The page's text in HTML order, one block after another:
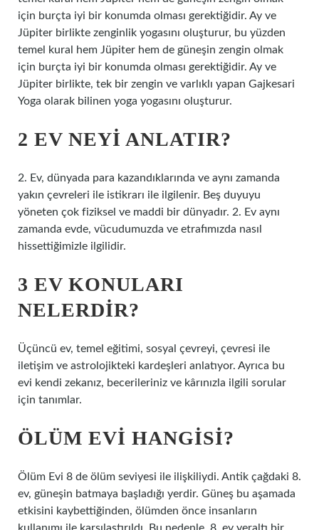
için burçta iyi bir konumda olması gerektiğidir. Ay ve
Jüpiter birlikte zenginlik yogasını oluşturur, bu yüzden
temel kural hem Jüpiter hem de güneşin zengin olmak
için burçta iyi bir konumda olması gerektiğidir. Ay ve
Jüpiter birlikte, tek bir zengin ve varlıklı yapan Gajkesari
Yoga olarak bilinen yoga yogasını oluşturur.
2 EV NEYI ANLATIR?
2. Ev, dünyada para kazandıklarında ve aynı zamanda
yakın çevreleri ile istikrarı ile ilgilenir. Beş duyuyu
yöneten çok fiziksel ve maddi bir dünyadır. 2. Ev aynı
zamanda evde, vücudumuzda ve etrafımızda nasıl
hissettiğimizle ilgilidir.
3 EV KONULARI
NELERDIR?
Üçüncü ev, temel eğitimi, sosyal çevreyi, çevresi ile
iletişim ve astrolojikteki kardeşleri anlatıyor. Ayrıca bu
evi kendi zekanız, becerileriniz ve kârınızla ilgili sorular
için tanımlar.
ÖLÜM EVI HANGISI?
Ölüm Evi 8 de ölüm seviyesi ile ilişkiliydi. Antik çağdaki 8.
ev, güneşin batmaya başladığı yerdir. Güneş bu aşamada
etkisini kaybettiğinden, ölümden önce insanların